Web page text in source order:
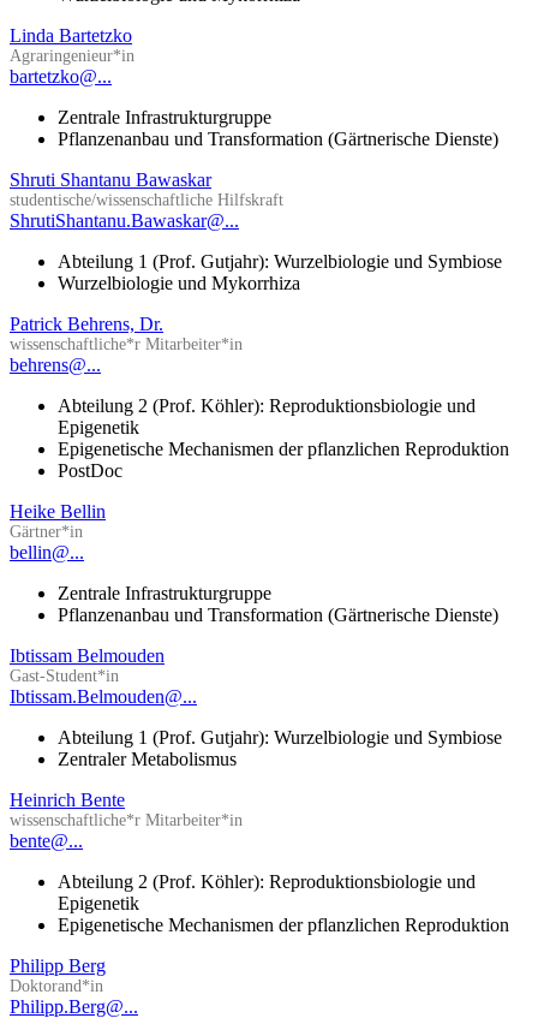
Linda Bartetzko
Agraringenieur*in
bartetzko@...
Zentrale Infrastrukturgruppe
Pflanzenanbau und Transformation (Gärtnerische Dienste)
Shruti Shantanu Bawaskar
studentische/wissenschaftliche Hilfskraft
ShrutiShantanu.Bawaskar@...
Abteilung 1 (Prof. Gutjahr): Wurzelbiologie und Symbiose
Wurzelbiologie und Mykorrhiza
Patrick Behrens, Dr.
wissenschaftliche*r Mitarbeiter*in
behrens@...
Abteilung 2 (Prof. Köhler): Reproduktionsbiologie und
Epigenetik
Epigenetische Mechanismen der pflanzlichen Reproduktion
PostDoc
Heike Bellin
Gärtner*in
bellin@...
Zentrale Infrastrukturgruppe
Pflanzenanbau und Transformation (Gärtnerische Dienste)
Ibtissam Belmouden
Gast-Student*in
Ibtissam.Belmouden@...
Abteilung 1 (Prof. Gutjahr): Wurzelbiologie und Symbiose
Zentraler Metabolismus
Heinrich Bente
wissenschaftliche*r Mitarbeiter*in
bente@...
Abteilung 2 (Prof. Köhler): Reproduktionsbiologie und
Epigenetik
Epigenetische Mechanismen der pflanzlichen Reproduktion
Philipp Berg
Doktorand*in
Philipp.Berg@...